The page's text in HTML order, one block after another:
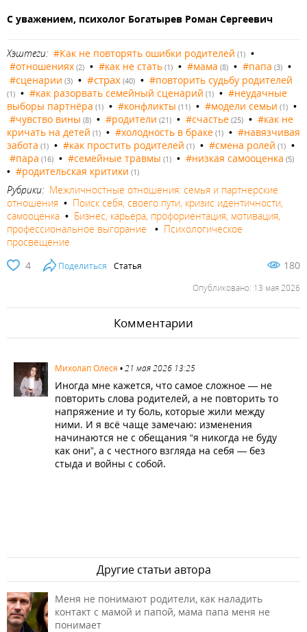
С уважением, психолог Богатырев Роман Сергеевич
Хэштеги: #Как не повторять ошибки родителей (1) •
#отношениях (2) • #как не стать (1) • #мама (8) • #папа (3) •
#сценарии (3) • #страх (40) • #повторить судьбу родителей
(1) • #как разорвать семейный сценарий (1) • #неудачные
выборы партнёра (1) • #конфликты (11) • #модели семьи (1) •
#чувство вины (8) • #родители (21) • #счастье (25) • #как не
кричать на детей (1) • #холодность в браке (1) • #навязчивая
забота (1) • #как простить родителей (1) • #смена ролей (1) •
#пара (16) • #семейные травмы (1) • #низкая самооценка (5)
• #родительская критики (1)
Рубрики: Межличностные отношения: семья и партнерские
отношения • Поиск себя, своего пути, кризис идентичности,
самооценка • Бизнес, карьера, профориентация, мотивация,
профессиональное выгорание
• Психологическое
просвещение
4
Поделиться Статья 180
Опубликовано: 13 мая 2026
Комментарии
3129 Михолап Олеся •21 мая 2026 13:25
Иногда мне кажется, что самое сложное — не
повторить слова родителей, а не повторить то
напряжение и ту боль, которые жили между
ними. И я всё чаще замечаю: изменения
начинаются не с обещания “я никогда не буду
как они”, а с честного взгляда на себя — без
стыда и войны с собой.
Другие статьи автора
Меня не понимают родители, как наладить
контакт с мамой и папой, мама папа меня не
понимает